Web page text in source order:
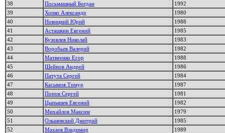
38
Посьмашный Богдан
1992
39
Хопко Александр
1980
40
Новицкий Юрий
1988
41
Асташкин Евгений
1985
42
Кузовлев Николай
1983
43
Воробьев Валерий
1982
44
Матвеенко Егор
1988
45
Шейнов Андрей
1986
46
Патута Сергей
1984
47
Касымов Тимур
1987
48
Попов Сергей
1981
49
Цыпышев Евгений
1982
50
Михайлов Максим
1979
51
Ольшевский Дмитрий
1985
52
Махаев Владимир
1989